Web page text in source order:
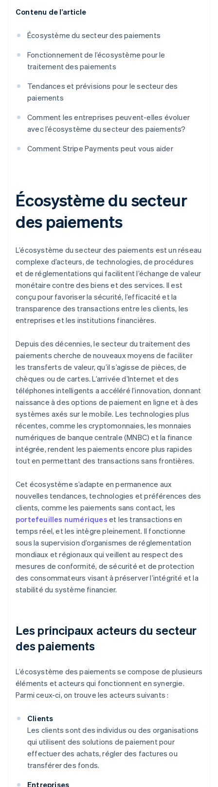
Contenu de l’article
Écosystème du secteur des paiements
Fonctionnement de l’écosystème pour le
traitement des paiements
Tendances et prévisions pour le secteur des
paiements
Comment les entreprises peuvent-elles évoluer
avec l’écosystème du secteur des paiements?
Comment Stripe Payments peut vous aider
Écosystème du secteur
des paiements
L’écosystème du secteur des paiements est un réseau
complexe d’acteurs, de technologies, de procédures
et de réglementations qui facilitent l’échange de valeur
monétaire contre des biens et des services. Il est
conçu pour favoriser la sécurité, l’efficacité et la
transparence des transactions entre les clients, les
entreprises et les institutions financières.
Depuis des décennies, le secteur du traitement des
paiements cherche de nouveaux moyens de faciliter
les transferts de valeur, qu’il s’agisse de pièces, de
chèques ou de cartes. L’arrivée d’Internet et des
téléphones intelligents a accéléré l’innovation, donnant
naissance à des options de paiement en ligne et à des
systèmes axés sur le mobile. Les technologies plus
récentes, comme les cryptomonnaies, les monnaies
numériques de banque centrale (MNBC) et la finance
intégrée, rendent les paiements encore plus rapides
tout en permettant des transactions sans frontières.
Cet écosystème s’adapte en permanence aux
nouvelles tendances, technologies et préférences des
clients, comme les paiements sans contact, les
portefeuilles numériques et les transactions en
temps réel, et les intègre pleinement. Il fonctionne
sous la supervision d’organismes de réglementation
mondiaux et régionaux qui veillent au respect des
mesures de conformité, de sécurité et de protection
des consommateurs visant à préserver l’intégrité et la
stabilité du système financier.
Les principaux acteurs du secteur
des paiements
L’écosystème des paiements se compose de plusieurs
éléments et acteurs qui fonctionnent en synergie.
Parmi ceux-ci, on trouve les acteurs suivants :
Clients
Les clients sont des individus ou des organisations
qui utilisent des solutions de paiement pour
effectuer des achats, régler des factures ou
transférer des fonds.
Entreprises